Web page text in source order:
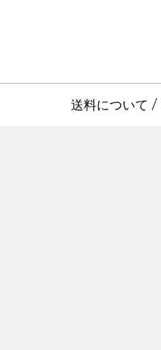
送料について /